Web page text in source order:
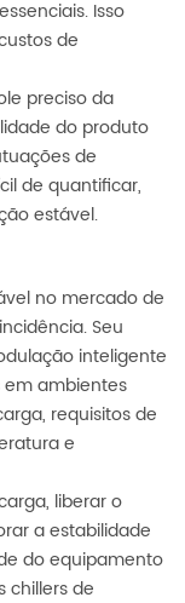
Isso
de
preciso da
do produto
de
de quantificar,
estável.
no mercado de
Seu
inteligente
ambientes
requisitos de
e
liberar o
a estabilidade
do equipamento
chillers de